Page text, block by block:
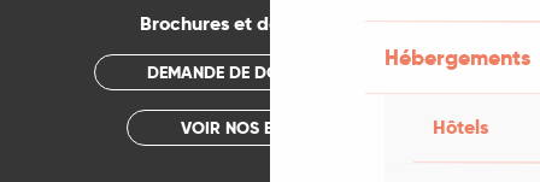
Hébergements
Hôtels
Brochures et documentations
DEMANDE DE DOCUMENTATION
VOIR NOS BROCHURES